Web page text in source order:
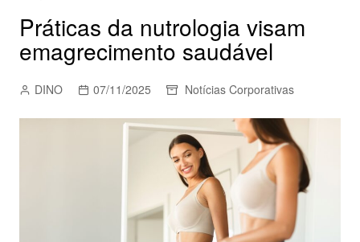
Práticas da nutrologia visam
emagrecimento saudável
DINO 07/11/2025 Notícias Corporativas